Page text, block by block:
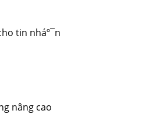
tin nháº¯n
nâng cao